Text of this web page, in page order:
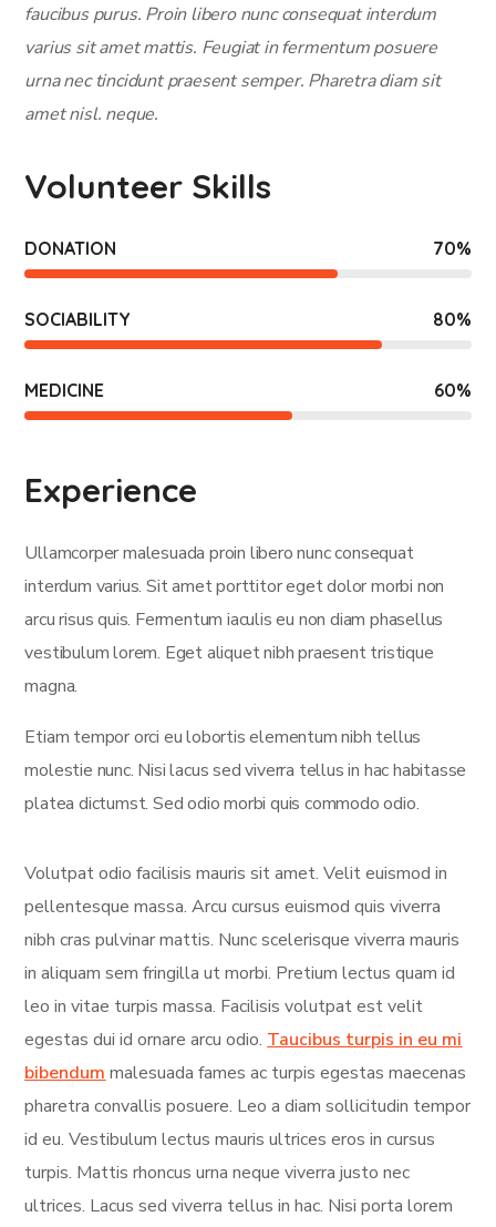
faucibus purus. Proin libero nunc consequat interdum
varius sit amet mattis. Feugiat in fermentum posuere
urna nec tincidunt praesent semper. Pharetra diam sit
amet nisl. neque.
Volunteer Skills
DONATION 70%
SOCIABILITY 80%
MEDICINE 60%
Experience
Ullamcorper malesuada proin libero nunc consequat
interdum varius. Sit amet porttitor eget dolor morbi non
arcu risus quis. Fermentum iaculis eu non diam phasellus
vestibulum lorem. Eget aliquet nibh praesent tristique
magna.
Etiam tempor orci eu lobortis elementum nibh tellus
molestie nunc. Nisi lacus sed viverra tellus in hac habitasse
platea dictumst. Sed odio morbi quis commodo odio.
Volutpat odio facilisis mauris sit amet. Velit euismod in
pellentesque massa. Arcu cursus euismod quis viverra
nibh cras pulvinar mattis. Nunc scelerisque viverra mauris
in aliquam sem fringilla ut morbi. Pretium lectus quam id
leo in vitae turpis massa. Facilisis volutpat est velit
egestas dui id ornare arcu odio. Taucibus turpis in eu mi
bibendum malesuada fames ac turpis egestas maecenas
pharetra convallis posuere. Leo a diam sollicitudin tempor
id eu. Vestibulum lectus mauris ultrices eros in cursus
turpis. Mattis rhoncus urna neque viverra justo nec
ultrices. Lacus sed viverra tellus in hac. Nisi porta lorem